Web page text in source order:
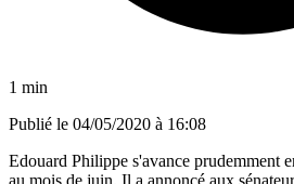
1 min
Publié le 04/05/2020 à 16:08
Edouard Philippe s'avance prudemment
au mois de juin. Il a annoncé aux